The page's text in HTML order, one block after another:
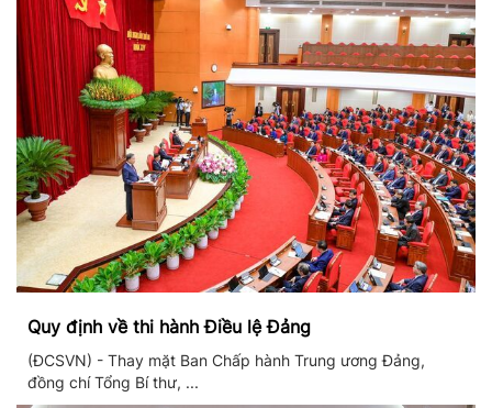
Quy định về thi hành Điều lệ Đảng
(ĐCSVN) - Thay mặt Ban Chấp hành Trung ương Đảng,
đồng chí Tổng Bí thư, ...